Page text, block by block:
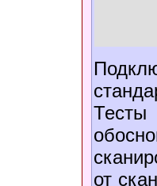
от